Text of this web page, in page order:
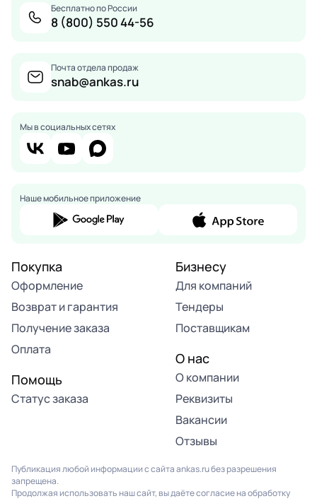
Бесплатно по России
8 (800) 550 44-56
Почта отдела продаж
snab@ankas.ru
Мы в социальных сетях
Наше мобильное приложение
Покупка
Оформление
Возврат и гарантия
Получение заказа
Оплата
Помощь
Статус заказа
Бизнесу
Для компаний
Тендеры
Поставщикам
О нас
О компании
Реквизиты
Вакансии
Отзывы
Публикация любой информации с сайта ankas.ru без разрешения
запрещена.
Продолжая использовать наш сайт, вы даёте согласие на обработку